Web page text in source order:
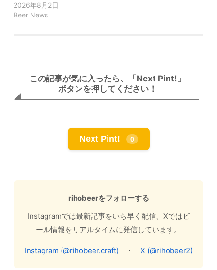
2026年8月2日
Beer News
この記事が気に入ったら、「Next Pint!」
ボタンを押してください！
Next Pint! 0
rihobeerをフォローする
Instagramでは最新記事をいち早く配信、Xではビ
ール情報をリアルタイムに発信しています。
Instagram (@rihobeer.craft) ・ X (@rihobeer2)